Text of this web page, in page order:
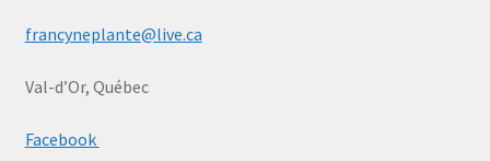
francyneplante@live.ca
Val-d’Or, Québec
Facebook